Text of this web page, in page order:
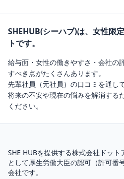
SHEHUB(シーハブ)は、女性限
トです。
給与面・女性の働きやすさ・会社の
すべき点がたくさんあります。
先輩社員（元社員）の口コミを通し
将来の不安や現在の悩みを解消する
ください。
SHE HUBを提供する株式会社ドット
として厚生労働大臣の認可（許可番
会社です。